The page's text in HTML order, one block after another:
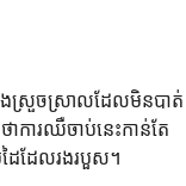
ងស្រួចស្រាលដែលមិនបាត់
ការឈឺចាប់នេះកាន់តែ
ដៃដែលរងរបួស។